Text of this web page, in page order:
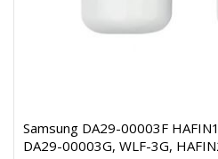
Samsung DA29-00003F
DA29-00003G, WLF-3G,